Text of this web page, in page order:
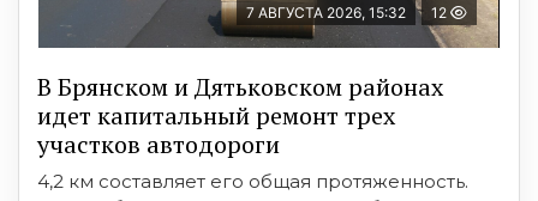
7 АВГУСТА 2026, 15:32 12
В Брянском и Дятьковском районах
идет капитальный ремонт трех
участков автодороги
4,2 км составляет его общая протяженность.